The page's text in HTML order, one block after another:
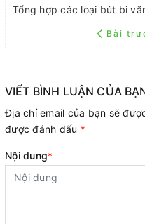
Tổng hợp các loại bút bi
Bài
VIẾT BÌNH LUẬN CỦA
Địa chỉ email của bạn sẽ
được đánh dấu *
Nội dung*